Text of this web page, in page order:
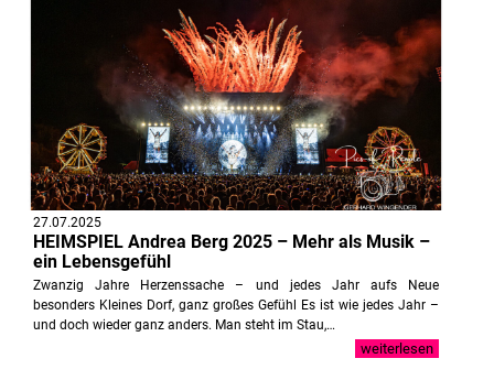
27.07.2025
HEIMSPIEL Andrea Berg 2025 – Mehr als Musik –
ein Lebensgefühl
Zwanzig Jahre Herzenssache – und jedes Jahr aufs Neue
besonders Kleines Dorf, ganz großes Gefühl Es ist wie jedes Jahr –
und doch wieder ganz anders. Man steht im Stau,…
weiterlesen